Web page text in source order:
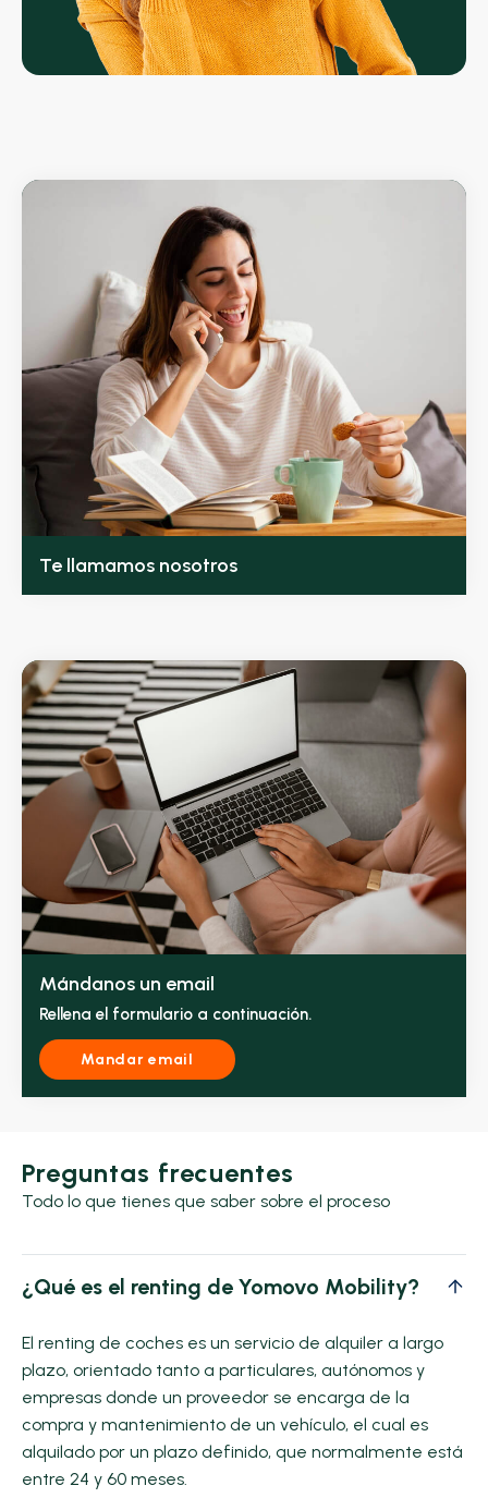
Te llamamos nosotros
Mándanos un email
Rellena el formulario a continuación.
Mandar email
Preguntas frecuentes
Todo lo que tienes que saber sobre el proceso
¿Qué es el renting de Yomovo Mobility?
El renting de coches es un servicio de alquiler a largo
plazo, orientado tanto a particulares, autónomos y
empresas donde un proveedor se encarga de la
compra y mantenimiento de un vehículo, el cual es
alquilado por un plazo definido, que normalmente está
entre 24 y 60 meses.